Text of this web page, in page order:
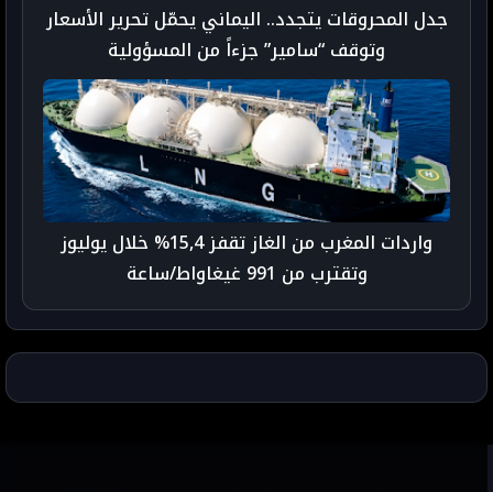
جدل المحروقات يتجدد.. اليماني يحمّل تحرير الأسعار
وتوقف “سامير” جزءاً من المسؤولية
واردات المغرب من الغاز تقفز 15,4% خلال يوليوز
وتقترب من 991 غيغاواط/ساعة